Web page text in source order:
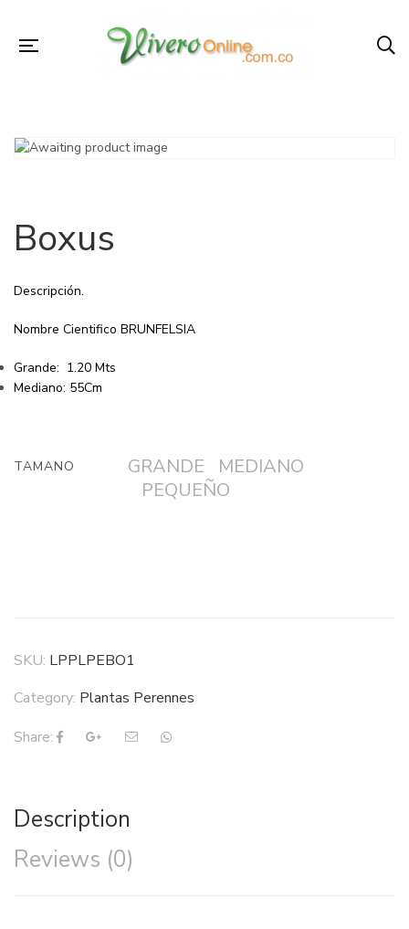
Boxus
Descripción.
Nombre Cientifico BRUNFELSIA
Grande: 1.20 Mts
Mediano: 55Cm
TAMANO GRANDE
MEDIANO
PEQUEÑO
SKU: LPPLPEBO1
Category: Plantas Perennes
Share:
Description
Reviews (0)